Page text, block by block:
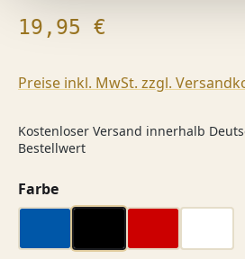
Regulärer Preis:
19,95 €
Preise inkl. MwSt. zzgl.
Kostenloser Versand innerhalb
Bestellwert
Farbeauswählen